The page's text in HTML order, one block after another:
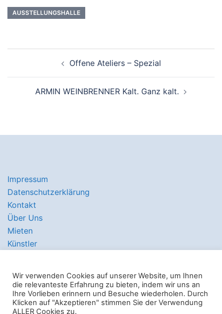
AUSSTELLUNGSHALLE
Offene Ateliers – Spezial
ARMIN WEINBRENNER Kalt. Ganz kalt.
Impressum
Datenschutzerklärung
Kontakt
Über Uns
Mieten
Künstler
© 2026 Hawerkamp 31 e.V.. Stolz präsentiert von
Wir verwenden Cookies auf unserer Website, um Ihnen
die relevanteste Erfahrung zu bieten, indem wir uns an
Ihre Vorlieben erinnern und Besuche wiederholen. Durch
Klicken auf "Akzeptieren" stimmen Sie der Verwendung
ALLER Cookies zu.